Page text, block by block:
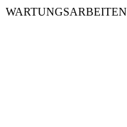
WARTUNGSARBEITEN